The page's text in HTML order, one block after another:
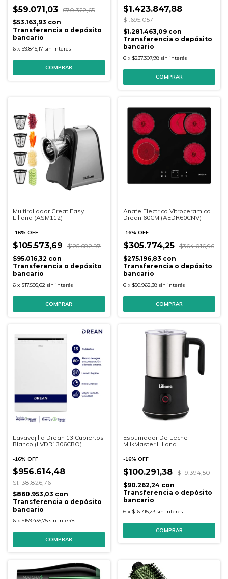
$59.071,03 $70.322,65
$53.163,93 con
Transferencia o depósito
bancario
6 x $9.845,17 sin interés
$1.423.847,88
$1.695.057
$1.281.463,09 con
Transferencia o depósito
bancario
6 x $237.307,98 sin interés
COMPRAR
Multirallador Great Easy
Liliana (ASM112)
-16% OFF
$105.573,69
$125.682,97
$95.016,32 con
Transferencia o depósito
bancario
6 x $17.595,62 sin interés
Anafe Electrico Vitroceramico
Drean 60CM.(AEDR60CNV)
-16% OFF
$305.774,25 $364.016,96
$275.196,83 con
Transferencia o depósito
bancario
6 x $50.962,38 sin interés
Lavavajilla Drean 13 Cubiertos
Blanco (LVDR1306CBO)
-16% OFF
$956.614,48
$1.138.826,76
$860.953,03 con
Transferencia o depósito
bancario
6 x $159.435,75 sin interés
Espumador De Leche
MilkMaster Liliana
-16% OFF
$100.291,38 $119.394,50
$90.262,24 con
Transferencia o depósito
bancario
6 x $16.715,23 sin interés